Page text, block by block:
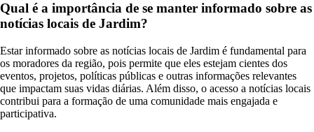
Qual é a importância de se manter informado sobre as
notícias locais de Jardim?
Estar informado sobre as notícias locais de Jardim é fundamental para
os moradores da região, pois permite que eles estejam cientes dos
eventos, projetos, políticas públicas e outras informações relevantes
que impactam suas vidas diárias. Além disso, o acesso a notícias locais
contribui para a formação de uma comunidade mais engajada e
participativa.